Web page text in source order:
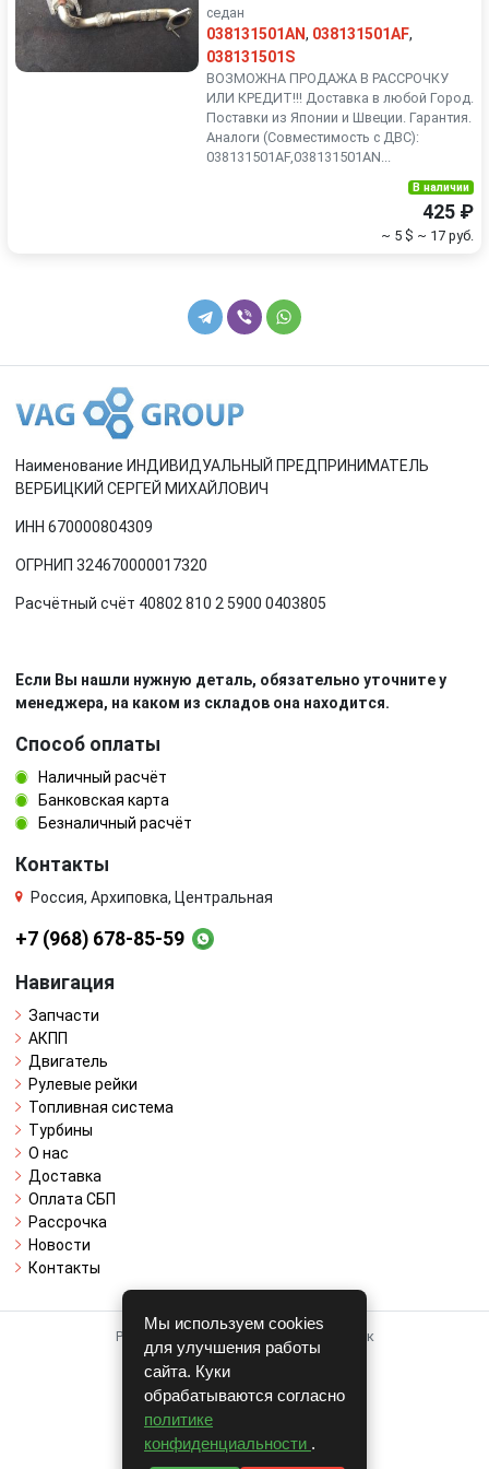
седан
038131501AN, 038131501AF,
038131501S
ВОЗМОЖНА ПРОДАЖА В РАССРОЧКУ
ИЛИ КРЕДИТ!!! Доставка в любой Город.
Поставки из Японии и Швеции. Гарантия.
Аналоги (Совместимость с ДВС):
038131501AF,038131501AN...
В наличии
425 ₽
~ 5 $ ~ 17 руб.
Наименование ИНДИВИДУАЛЬНЫЙ ПРЕДПРИНИМАТЕЛЬ
ВЕРБИЦКИЙ СЕРГЕЙ МИХАЙЛОВИЧ
ИНН 670000804309
ОГРНИП 324670000017320
Расчётный счёт 40802 810 2 5900 0403805
Если Вы нашли нужную деталь, обязательно уточните у
менеджера, на каком из складов она находится.
Способ оплаты
Наличный расчёт
Банковская карта
Безналичный расчёт
Контакты
Россия, Архиповка, Центральная
+7 (968) 678-85-59
Навигация
Запчасти
АКПП
Двигатель
Рулевые рейки
Топливная система
Турбины
О нас
Доставка
Оплата СБП
Рассрочка
Новости
Контакты
Работает на системе для авторазборок
CARRO.БИЗНЕС
Полная версия
© COPYRIGHT 2026 г.
v1.1.24
Мы используем cookies
для улучшения работы
сайта. Куки
обрабатываются согласно
политике
конфиденциальности .